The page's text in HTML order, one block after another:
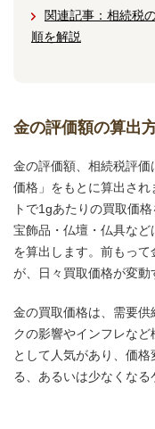
関連記事：相続税
順を解説
金の評価額の算出
金の評価額、相続税評
価格」をもとに算出さ
トで1gあたりの買取価
宝飾品・仏壇・仏具な
を算出します。前もっ
が、日々買取価格が変動
金の買取価格は、需要
クの影響やインフレな
として人気があり、価
る、あるいは少なくなる